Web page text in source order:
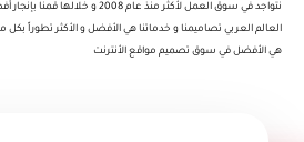
نتواجد في سوق العمل لأكثر منذ عام
العالم العربي تصاميمنا و خدماتنا هي الأفضل و الأكثر تطوراً
هي الأفضل في سوق تصميم مواقع الأنترنت